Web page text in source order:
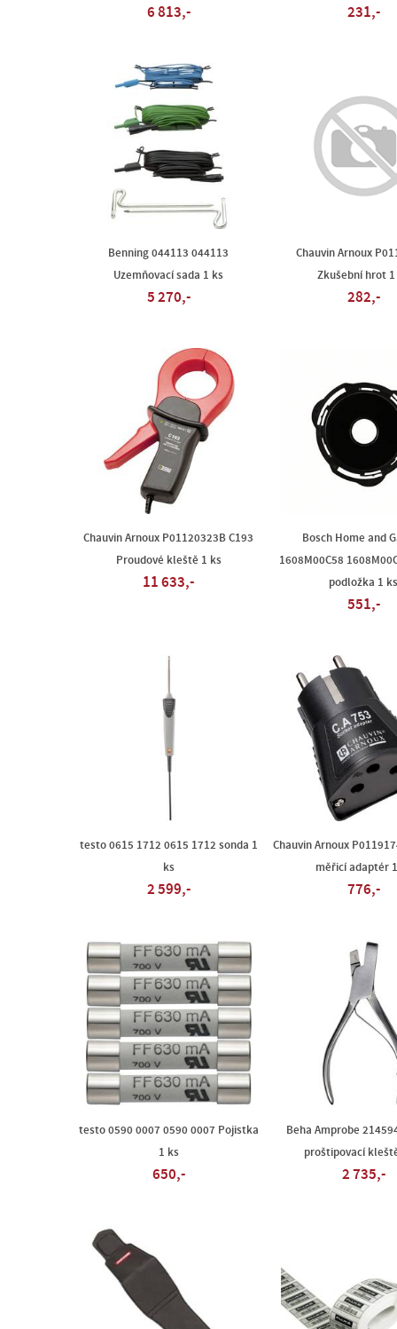
6 813,- 231,-
Benning 044113 044113
Uzemňovací sada 1 ks
5 270,-
Chauvin Arnoux
Zkušební hrot 1
282,-
Chauvin Arnoux P01120323B C193
Proudové kleště 1 ks
11 633,-
Bosch Home and
1608M00C58
podložka 1 ks
551,-
testo 0615 1712 0615 1712 sonda 1
ks
2 599,-
Chauvin Arnoux
měřicí adaptér
776,-
testo 0590 0007 0590 0007 Pojistka
1 ks
650,-
Beha Amprobe
proštipovací
2 735,-